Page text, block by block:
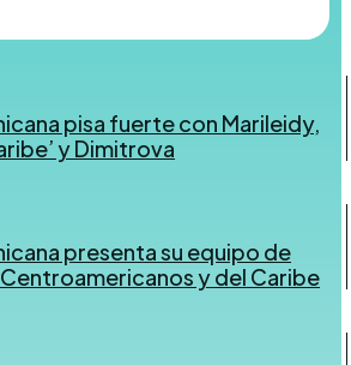
pisa fuerte con Marileidy,
y Dimitrova
presenta su equipo de
y del Caribe